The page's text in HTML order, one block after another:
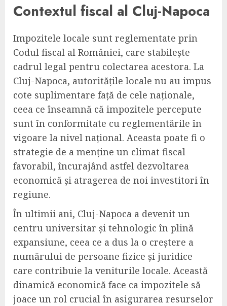
Contextul fiscal al Cluj-Napoca
Impozitele locale sunt reglementate prin
Codul fiscal al României, care stabilește
cadrul legal pentru colectarea acestora. La
Cluj-Napoca, autoritățile locale nu au impus
cote suplimentare față de cele naționale,
ceea ce înseamnă că impozitele percepute
sunt în conformitate cu reglementările în
vigoare la nivel național. Aceasta poate fi o
strategie de a menține un climat fiscal
favorabil, încurajând astfel dezvoltarea
economică și atragerea de noi investitori în
regiune.
În ultimii ani, Cluj-Napoca a devenit un
centru universitar și tehnologic în plină
expansiune, ceea ce a dus la o creștere a
numărului de persoane fizice și juridice
care contribuie la veniturile locale. Această
dinamică economică face ca impozitele să
joace un rol crucial în asigurarea resurselor